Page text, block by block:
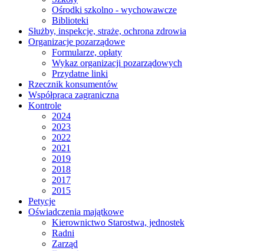
Ośrodki szkolno - wychowawcze
Biblioteki
Służby, inspekcje, straże, ochrona zdrowia
Organizacje pozarządowe
Formularze, opłaty
Wykaz organizacji pozarządowych
Przydatne linki
Rzecznik konsumentów
Współpraca zagraniczna
Kontrole
2024
2023
2022
2021
2019
2018
2017
2015
Petycje
Oświadczenia majątkowe
Kierownictwo Starostwa, jednostek
Radni
Zarząd